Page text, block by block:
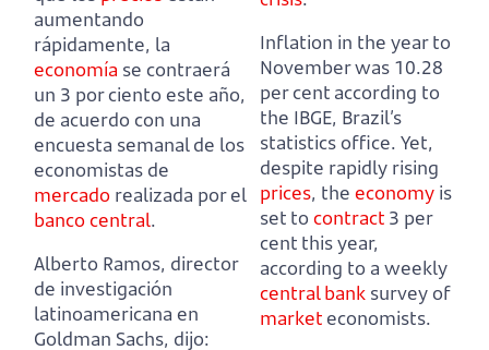
aumentando
rápidamente, la
economía se contraerá
un 3 por ciento este año,
de acuerdo con una
encuesta semanal de los
economistas de
mercado realizada por el
banco central.
Alberto Ramos, director
de investigación
latinoamericana en
Goldman Sachs, dijo:
Inflation in the year to
November was 10.28
per cent according to
the IBGE, Brazil’s
statistics office. Yet,
despite rapidly rising
prices, the economy is
set to contract 3 per
cent this year,
according to a weekly
central bank survey of
marketeconomists.